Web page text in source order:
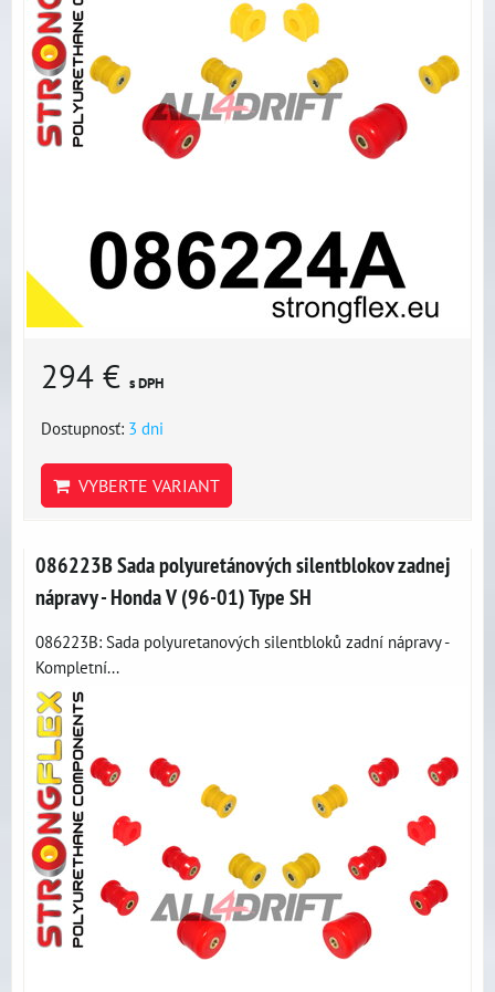
294 € s DPH
Dostupnosť: 3 dni
VYBERTE VARIANT
086223B Sada polyuretánových silentblokov zadnej
nápravy - Honda V (96-01) Type SH
086223B: Sada polyuretanových silentbloků zadní nápravy -
Kompletní...